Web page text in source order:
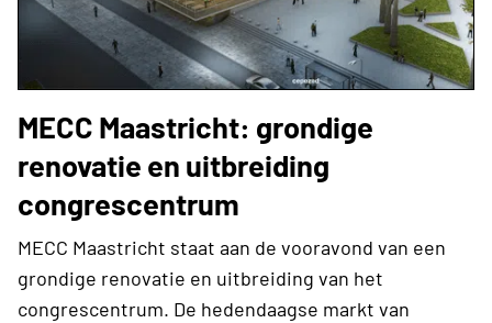
MECC Maastricht: grondige
renovatie en uitbreiding
congrescentrum
MECC Maastricht staat aan de vooravond van een
grondige renovatie en uitbreiding van het
congrescentrum. De hedendaagse markt van